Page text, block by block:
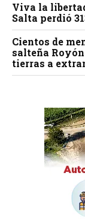
Viva la
Salta perdió
Cientos de
salteña
tierras a